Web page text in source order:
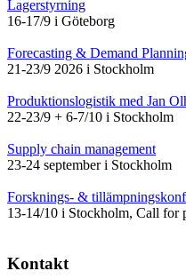
Lagerstyrning
16-17/9 i Göteborg
Forecasting & Demand
21-23/9 2026 i Stockholm
Produktionslogistik med Jan
22-23/9 + 6-7/10 i Stockholm
Supply chain management
23-24 september i Stockholm
Forsknings- &
13-14/10 i Stockholm, Call for
Kontakt